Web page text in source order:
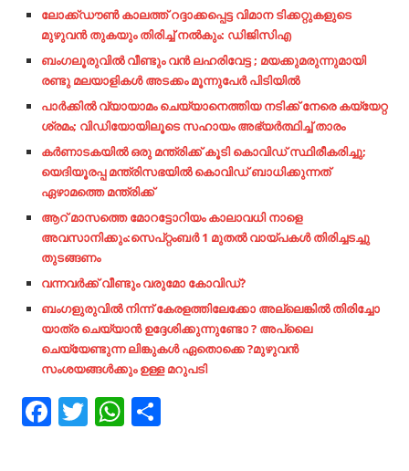
ലോക്ക്ഡൗൺ കാലത്ത് റദ്ദാക്കപ്പെട്ട വിമാന ടിക്കറ്റുകളുടെ
മുഴുവൻ തുകയും തിരിച്ച് നൽകും: ഡിജിസിഎ
ബംഗലൂരുവില്‍ വീണ്ടും വന്‍ ലഹരിവേട്ട ; മയക്കുമരുന്നുമായി
രണ്ടു മലയാളികള്‍ അടക്കം മൂന്നുപേര്‍ പിടിയില്‍
പാര്‍ക്കില്‍ വ്യായാമം ചെയ്യാനെത്തിയ നടിക്ക് നേരെ കയ്യേറ്റ
ശ്രമം; വിഡിയോയിലൂടെ സഹായം അഭ്യര്‍ത്ഥിച്ച്‌ താരം
കര്‍ണാടകയില്‍ ഒരു മന്ത്രിക്ക് കൂടി കൊവിഡ് സ്ഥിരീകരിച്ചു;
യെദിയൂരപ്പ മന്ത്രിസഭയില്‍ കൊവിഡ് ബാധിക്കുന്നത്
ഏഴാമത്തെ മന്ത്രിക്ക്
ആറ് മാസത്തെ മോറട്ടോറിയം കാലാവധി നാളെ
അവസാനിക്കും:സെപ്റ്റംബര്‍ 1 മുതല്‍ വായ്പകള്‍ തിരിച്ചടച്ചു
തുടങ്ങണം
വന്നവര്‍ക്ക്​ വീണ്ടും വരുമോ കോവിഡ്​?
ബംഗളുരുവിൽ നിന്ന് കേരളത്തിലേക്കോ അല്ലെങ്കിൽ തിരിച്ചോ
യാത്ര ചെയ്യാൻ ഉദ്ദേശിക്കുന്നുണ്ടോ ? അപ്ലൈ
ചെയ്യേണ്ടുന്ന ലിങ്കുകൾ ഏതൊക്കെ ?മുഴുവൻ
സംശയങ്ങൾക്കും ഉള്ള മറുപടി
Facebook
TwitterWhatsApp